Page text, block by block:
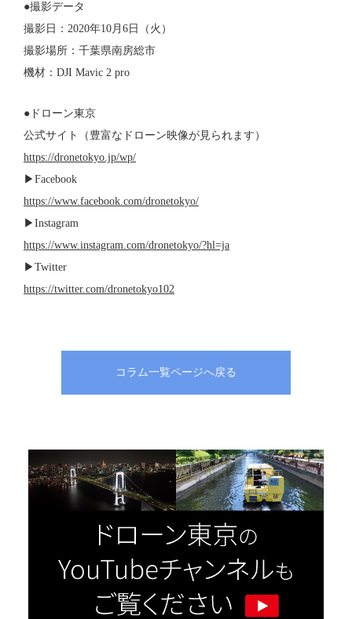
●撮影データ
撮影日：2020年10月6日（火）
撮影場所：千葉県南房総市
機材：DJI Mavic 2 pro
●ドローン東京
公式サイト（豊富なドローン映像が見られます）
https://dronetokyo.jp/wp/
▶Facebook
https://www.facebook.com/dronetokyo/
▶Instagram
https://www.instagram.com/dronetokyo/?hl=ja
▶Twitter
https://twitter.com/dronetokyo102
コラム一覧ページへ戻る